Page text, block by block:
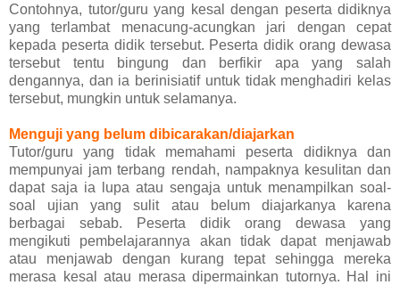
Contohnya, tutor/guru yang kesal dengan peserta didiknya
yang terlambat menacung-acungkan jari dengan cepat
kepada peserta didik tersebut. Peserta didik orang dewasa
tersebut tentu bingung dan berfikir apa yang salah
dengannya, dan ia berinisiatif untuk tidak menghadiri kelas
tersebut, mungkin untuk selamanya.
Menguji yang belum dibicarakan/diajarkan
Tutor/guru yang tidak memahami peserta didiknya dan
mempunyai jam terbang rendah, nampaknya kesulitan dan
dapat saja ia lupa atau sengaja untuk menampilkan soal-
soal ujian yang sulit atau belum diajarkanya karena
berbagai sebab. Peserta didik orang dewasa yang
mengikuti pembelajarannya akan tidak dapat menjawab
atau menjawab dengan kurang tepat sehingga mereka
merasa kesal atau merasa dipermainkan tutornya. Hal ini